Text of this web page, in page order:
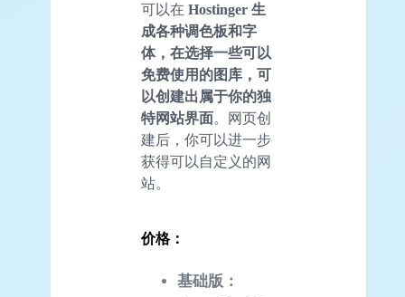
可以在 Hostinger 生
成各种调色板和字
体，在选择一些可以
免费使用的图库，可
以创建出属于你的独
特网站界面。网页创
建后，你可以进一步
获得可以自定义的网
站。
价格：
基础版：